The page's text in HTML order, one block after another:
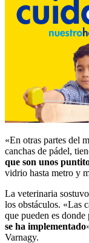
«En otras partes del
canchas de pádel,
que son unos
vidrio hasta metro y
La veterinaria
los obstáculos. «Las
que pueden es
se ha implementado
Varnagy.